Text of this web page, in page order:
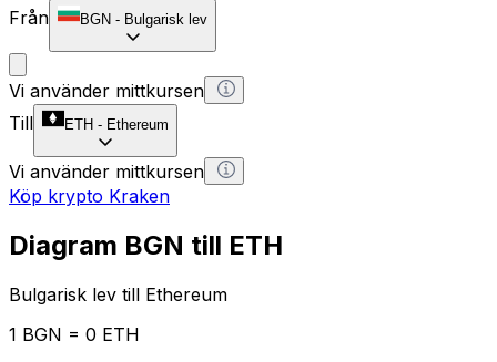
Från
BGN - Bulgarisk lev
Vi använder mittkursen
Till
ETH - Ethereum
Vi använder mittkursen
Köp krypto Kraken
Diagram BGN till ETH
Bulgarisk lev till Ethereum
1 BGN = 0 ETH